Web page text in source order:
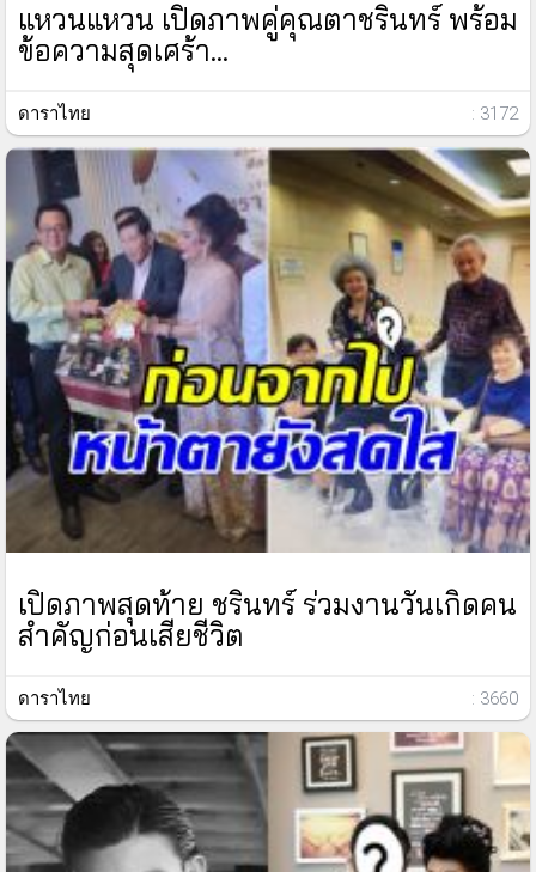
แหวนแหวน เปิดภาพคู่คุณตาชรินทร์ พร้อม
ข้อความสุดเศร้า...
ดาราไทย : 3172
เปิดภาพสุดท้าย ชรินทร์ ร่วมงานวันเกิดคน
สำคัญก่อนเสียชีวิต
ดาราไทย : 3660